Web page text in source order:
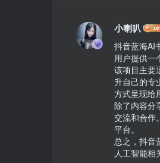
小喇叭
抖音蓝海AI
用户提供一
该项目主要
升自己的专
方式呈现给
除了内容分
交流和合作
平台。
总之，抖音
人工智能相